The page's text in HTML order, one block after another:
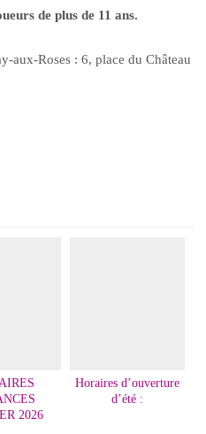
de plus de 11 ans.
aux-Roses : 6, place du Château
2026
Horaires d’ouverture
d’été :